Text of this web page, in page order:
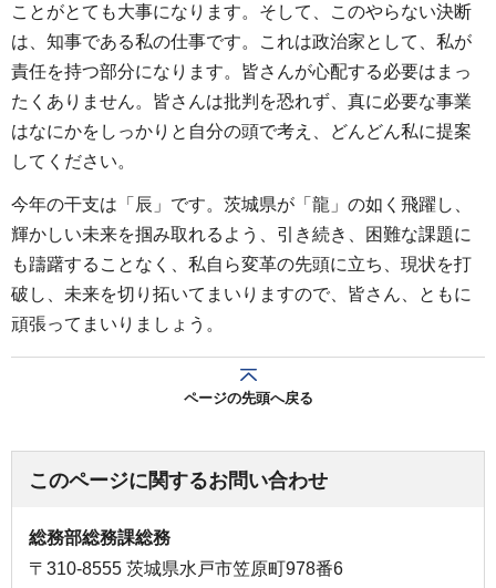
ことがとても大事になります。そして、このやらない決断
は、知事である私の仕事です。これは政治家として、私が
責任を持つ部分になります。皆さんが心配する必要はまっ
たくありません。皆さんは批判を恐れず、真に必要な事業
はなにかをしっかりと自分の頭で考え、どんどん私に提案
してください。
今年の干支は「辰」です。茨城県が「龍」の如く飛躍し、
輝かしい未来を掴み取れるよう、引き続き、困難な課題に
も躊躇することなく、私自ら変革の先頭に立ち、現状を打
破し、未来を切り拓いてまいりますので、皆さん、ともに
頑張ってまいりましょう。
ページの先頭へ戻る
このページに関するお問い合わせ
総務部総務課総務
〒310-8555 茨城県水戸市笠原町978番6